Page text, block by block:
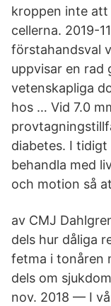
kroppen inte
cellerna. 2019-
förstahandsval
uppvisar en rad
vetenskapliga
hos … Vid 7.0
diabetes. I
behandla med
och motion så
av CMJ
dels hur dåliga
fetma i tonåren
dels om
nov. 2018 — I